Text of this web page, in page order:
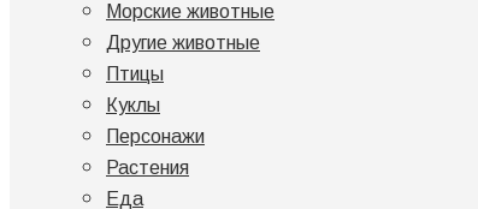
Морские животные
Другие животные
Птицы
Куклы
Персонажи
Растения
Еда